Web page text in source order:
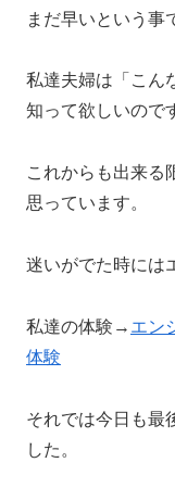
まだ早いという事
私達夫婦は「こん
知って欲しいので
これからも出来る
思っています。
迷いがでた時には
私達の体験→ エン
体験
それでは今日も最
した。